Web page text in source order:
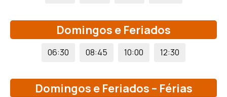
Domingos e Feriados
06:30 08:45 10:00 12:30
Domingos e Feriados – Férias